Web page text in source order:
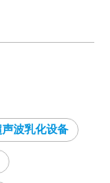
波乳化设备